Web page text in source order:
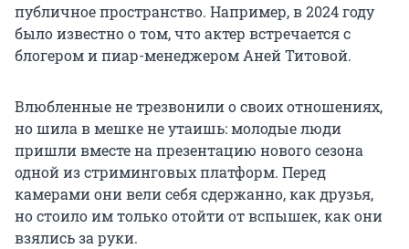
публичное пространство. Например, в 2024 году
было известно о том, что актер встречается с
блогером и пиар-менеджером Аней Титовой.
Влюбленные не трезвонили о своих отношениях,
но шила в мешке не утаишь: молодые люди
пришли вместе на презентацию нового сезона
одной из стриминговых платформ. Перед
камерами они вели себя сдержанно, как друзья,
но стоило им только отойти от вспышек, как они
взялись за руки.